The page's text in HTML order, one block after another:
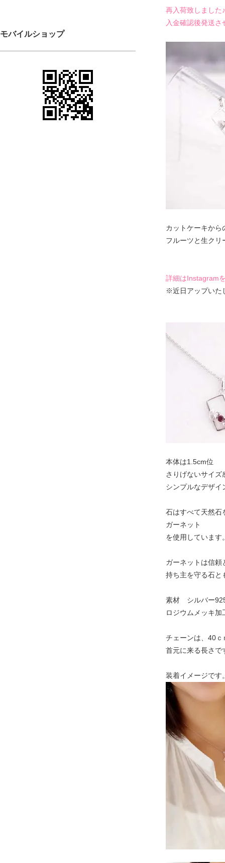
モバイルショップ
再入荷致しました♪
入金確認後発送さ
カットケーキから
フルーツと生ク
詳細はInstagram
※近日アップいた
本体は1.5cm位
さりげないサイズ
シンプルなデザイ
石はすべて天然石
ガーネット
を使用しています
ガーネットは信頼
持ち主を守る石と
素材 シルバー
ロジウムメッキ
チェーンは、40ｃ
首元に来る長さで
装着イメージです